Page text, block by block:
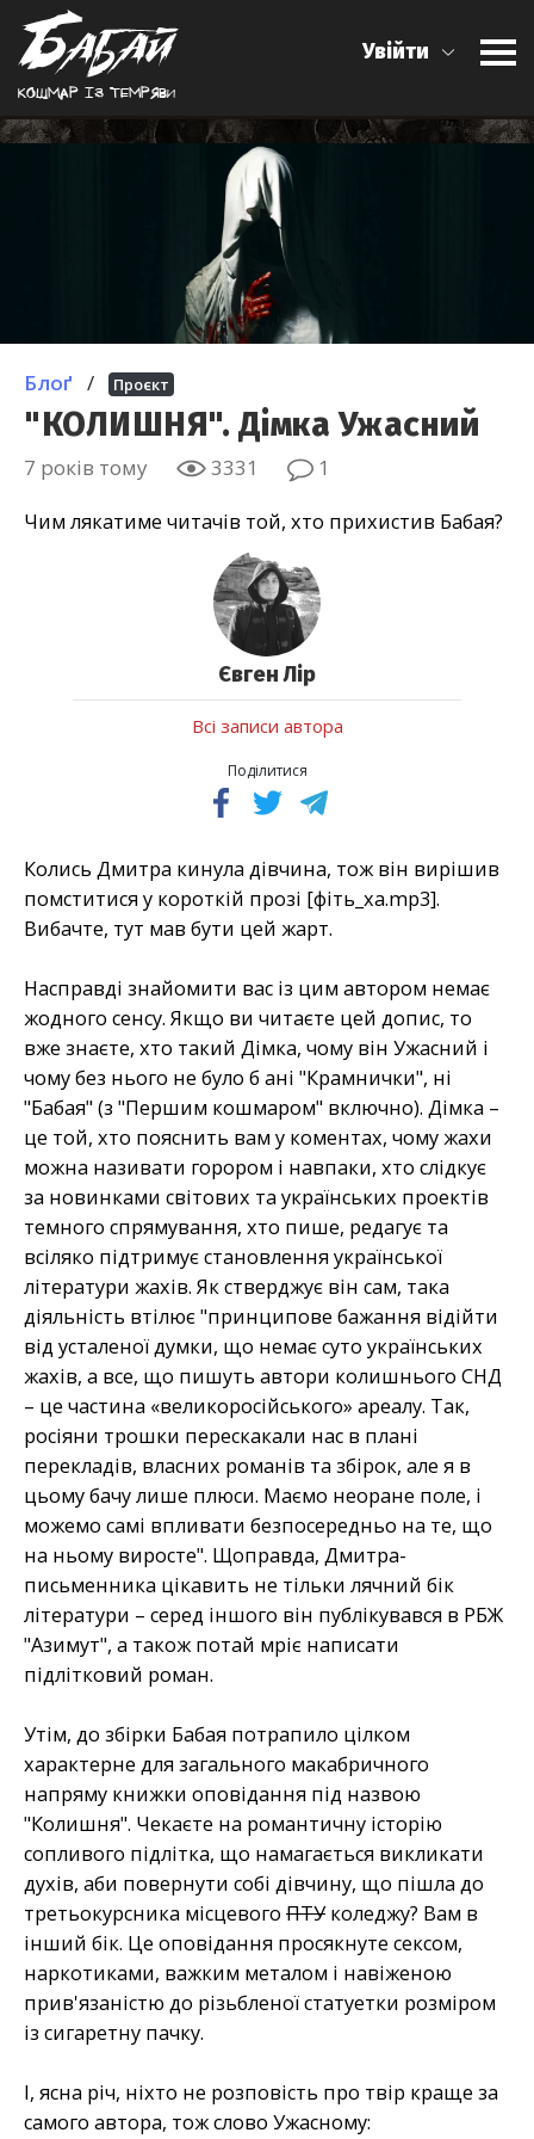
Кошмар iз темряви
Увійти
Блоґ / Проєкт
"КОЛИШНЯ". Дімка Ужасний
7 років тому 3331 1
Чим лякатиме читачів той, хто прихистив Бабая?
Євген Лір
Всі записи автора
Поділитися
Колись Дмитра кинула дівчина, тож він вирішив
помститися у короткій прозі [фіть_ха.mp3].
Вибачте, тут мав бути цей жарт.
Насправді знайомити вас із цим автором немає
жодного сенсу. Якщо ви читаєте цей допис, то
вже знаєте, хто такий Дімка, чому він Ужасний і
чому без нього не було б ані "Крамнички", ні
"Бабая" (з "Першим кошмаром" включно). Дімка –
це той, хто пояснить вам у коментах, чому жахи
можна називати горором і навпаки, хто слідкує
за новинками світових та українських проектів
темного спрямування, хто пише, редагує та
всіляко підтримує становлення української
літератури жахів. Як стверджує він сам, така
діяльність втілює "принципове бажання відійти
від усталеної думки, що немає суто українських
жахів, а все, що пишуть автори колишнього СНД
– це частина «великоросійського» ареалу. Так,
росіяни трошки перескакали нас в плані
перекладів, власних романів та збірок, але я в
цьому бачу лише плюси. Маємо неоране поле, і
можемо самі впливати безпосередньо на те, що
на ньому виросте". Щоправда, Дмитра-
письменника цікавить не тільки лячний бік
літератури – серед іншого він публікувався в РБЖ
"Азимут", а також потай мріє написати
підлітковий роман.
Утім, до збірки Бабая потрапило цілком
характерне для загального макабричного
напряму книжки оповідання під назвою
"Колишня". Чекаєте на романтичну історію
сопливого підлітка, що намагається викликати
духів, аби повернути собі дівчину, що пішла до
третьокурсника місцевого ПТУколеджу? Вам в
інший бік. Це оповідання просякнуте сексом,
наркотиками, важким металом і навіженою
прив'язаністю до різьбленої статуетки розміром
із сигаретну пачку.
І, ясна річ, ніхто не розповість про твір краще за
самого автора, тож слово Ужасному: